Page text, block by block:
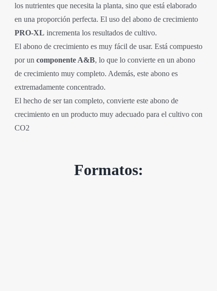
los nutrientes que necesita la planta, sino que está elaborado
en una proporción perfecta. El uso del abono de crecimiento
PRO-XL incrementa los resultados de cultivo.
El abono de crecimiento es muy fácil de usar. Está compuesto
por un componente A&B, lo que lo convierte en un abono
de crecimiento muy completo. Además, este abono es
extremadamente concentrado.
El hecho de ser tan completo, convierte este abono de
crecimiento en un producto muy adecuado para el cultivo con
CO2
Formatos: